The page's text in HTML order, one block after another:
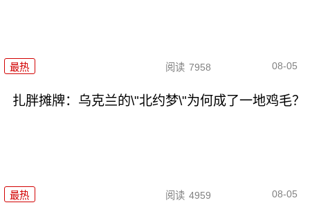
最热 阅读 7958 08-05
扎胖摊牌：乌克兰的\"北约梦\"为何成了一地鸡毛？
最热 阅读 4959 08-05